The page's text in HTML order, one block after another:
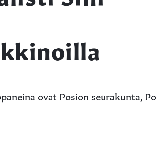
ovat Posion seurakunta,